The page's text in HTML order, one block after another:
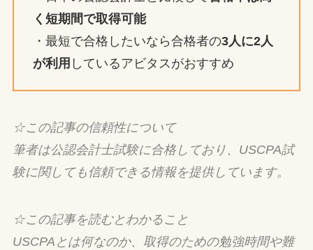
く短期間で取得可能
・最短で合格したいなら合格者の3人に2人
が利用 しているアビタスがおすすめ
☆この記事の信頼性について
筆者は公認会計士試験に合格しており、USCPA試
験に関しても信頼できる情報を提供しています。
☆この記事を読むとわかること
USCPAとは何なのか、取得のための勉強時間や難